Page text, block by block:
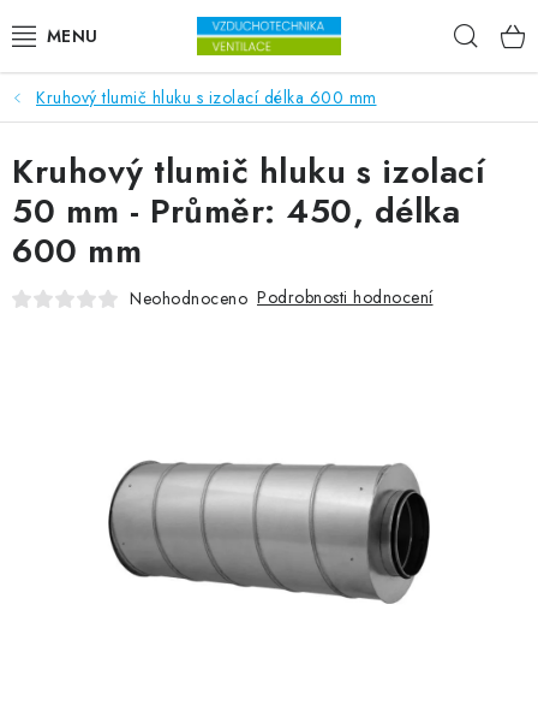
VENTILÁTORY
VZDUCHOTECHNIKA
REKUPERACE
TOPENÍ A CHLAZENÍ
ODVLHČOVAČE
ZVLHČOVAČE VZDUCHU PRŮMYSLOVÉ
NAHŘÍVACÍ POLŠTÁŘEK S LÁVOVÝM PÍSKEM
Kruhový tlumič hluku s izolací délka 600 mm
Kruhový tlumič hluku s izolací
50 mm - Průměr: 450, délka
600 mm
Neohodnoceno Podrobnosti hodnocení